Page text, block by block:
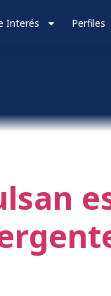
Interés Perfiles